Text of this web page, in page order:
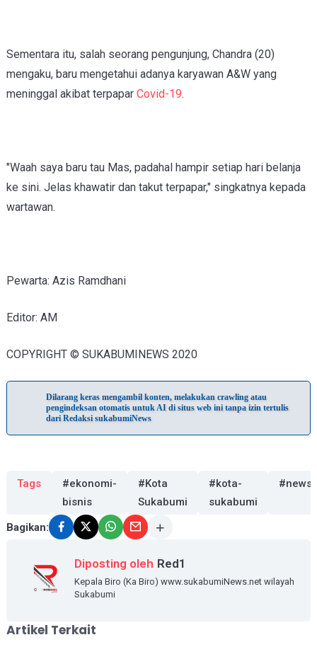
Sementara itu, salah seorang pengunjung, Chandra (20)
mengaku, baru mengetahui adanya karyawan A&W yang
meninggal akibat terpapar Covid-19.
"Waah saya baru tau Mas, padahal hampir setiap hari belanja
ke sini. Jelas khawatir dan takut terpapar," singkatnya kepada
wartawan.
Pewarta: Azis Ramdhani
Editor: AM
COPYRIGHT © SUKABUMINEWS 2020
Dilarang keras mengambil konten, melakukan crawling atau
pengindeksan otomatis untuk AI di situs web ini tanpa izin tertulis
dari Redaksi sukabumiNews
Tags
#ekonomi-
bisnis
#Kota
Sukabumi
#kota-
sukabumi
#news
Bagikan:
Diposting oleh Red1
Kepala Biro (Ka Biro) www.sukabumiNews.net wilayah
Sukabumi
Artikel Terkait